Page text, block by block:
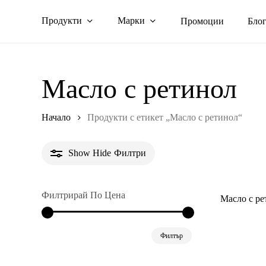
Продукти Марки Промоции Блог
Масло с ретинол
Начало Продукти с етикет „Масло с ретинол“
Show Hide Филтри
Филтрирай По Цена
Филтър
Масло с